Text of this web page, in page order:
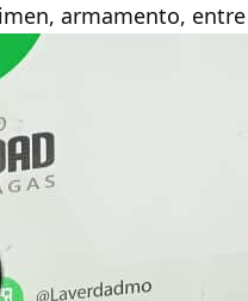
armamento,